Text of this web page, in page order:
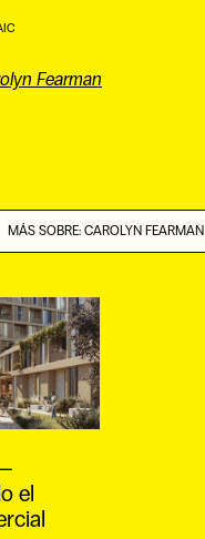
⠀
Fearman
MÁS SOBRE: CAROLYN FEARMAN
el